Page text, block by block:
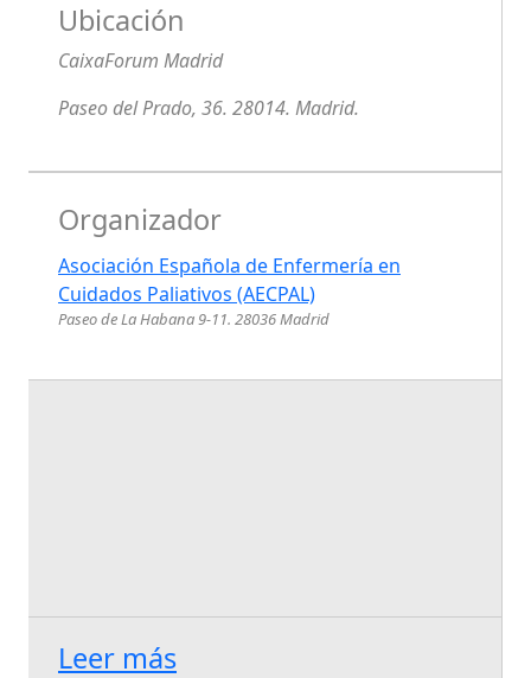
Ubicación
CaixaForum Madrid
Paseo del Prado, 36. 28014. Madrid.
Organizador
Asociación Española de Enfermería en
Cuidados Paliativos (AECPAL)
Paseo de La Habana 9-11. 28036 Madrid
Leer más